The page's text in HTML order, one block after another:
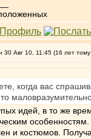
30 Авг 10, 11:45 (16 лет
когда вас
идей, в то же
и костюмов.